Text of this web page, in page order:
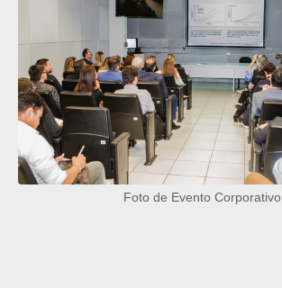
Foto de Evento Corporativo